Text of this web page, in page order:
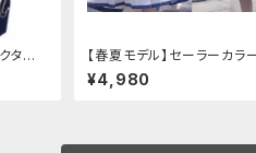
タイ
【春夏モデル】セーラーカラ
ーツワンピース
¥4,980